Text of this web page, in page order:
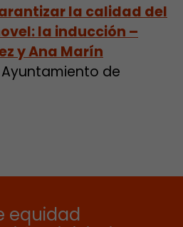
la calidad del
la inducción –
yAna Marín
de
equidad